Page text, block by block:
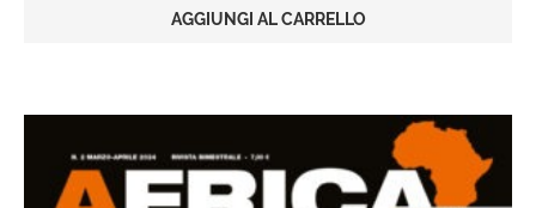
originaleattuale
AGGIUNGI AL CARRELLO